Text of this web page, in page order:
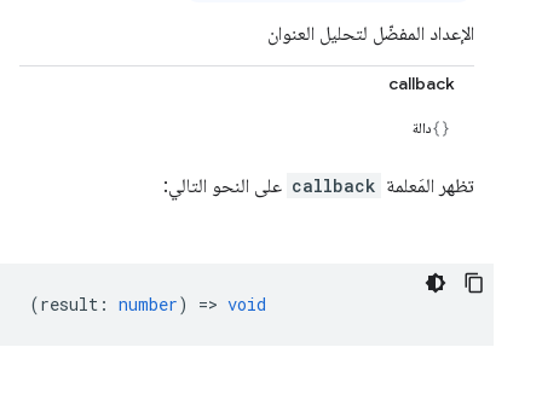
الإعداد المفضّل لتحليل العنوان
callback
دالة
تظهر المَعلمة callback على النحو التالي:
(result : number) => void